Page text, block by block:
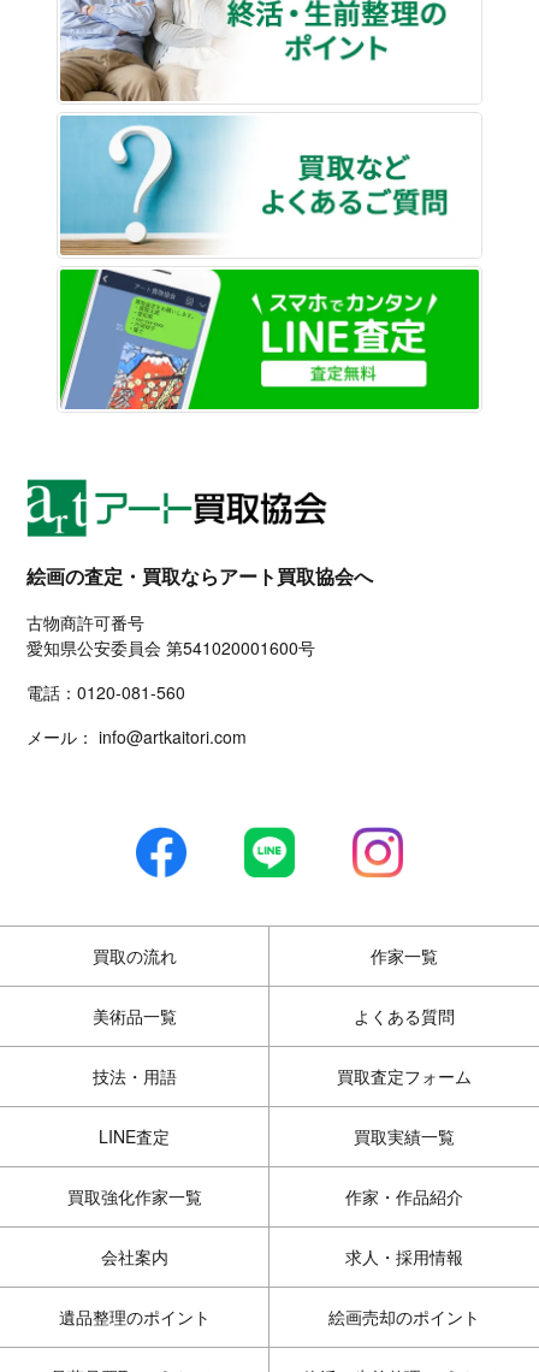
絵画の査定・買取ならアート買取協会へ
古物商許可番号
愛知県公安委員会 第541020001600号
電話：0120-081-560
メール： info@artkaitori.com
買取の流れ 作家一覧
美術品一覧 よくある質問
技法・用語 買取査定フォーム
LINE査定 買取実績一覧
買取強化作家一覧 作家・作品紹介
会社案内 求人・採用情報
遺品整理のポイント 絵画売却のポイント